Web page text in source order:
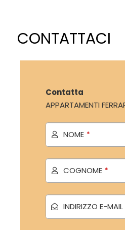
CONTATTACI
Contatta
APPARTAMENTI
NOME *
COGNOME *
INDIRIZZO E-MAIL